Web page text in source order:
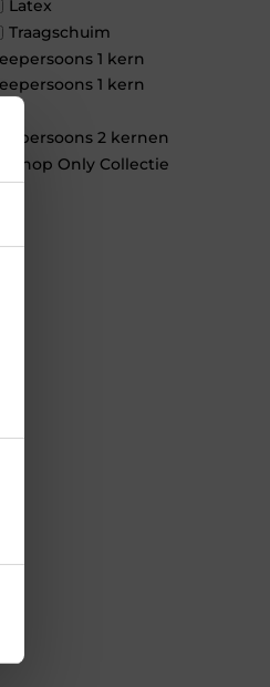
Latex
Traagschuim
1 kern
1 kern
2 kernen
Only Collectie